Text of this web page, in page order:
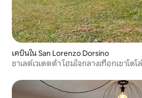
เคบินใน San Lorenzo Dorsino
ชาเลต์เวเดตต้า โฮมใจกลางเทือกเขาโดโ